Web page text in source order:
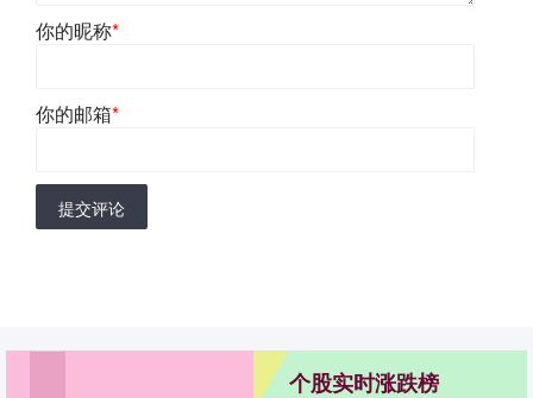
你的昵称*
你的邮箱*
提交评论
个股实时涨跌榜